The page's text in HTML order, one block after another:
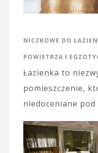
NICZKOWE DO
POWIETRZA I
Łazienka to
pomieszczenie,
niedoceniane pod